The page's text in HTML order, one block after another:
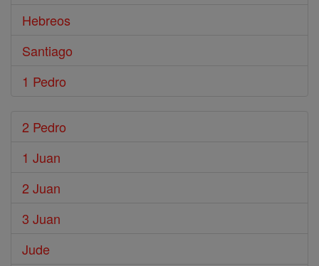
Hebreos
Santiago
1 Pedro
2 Pedro
1 Juan
2 Juan
3 Juan
Jude